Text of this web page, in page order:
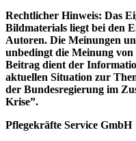
Rechtlicher Hinweis: Das
Bildmaterials liegt bei den
Autoren. Die Meinungen
unbedingt die Meinung
Beitrag dient der
aktuellen Situation zur
der Bundesregierung im
Krise”.
Pflegekräfte Service GmbH